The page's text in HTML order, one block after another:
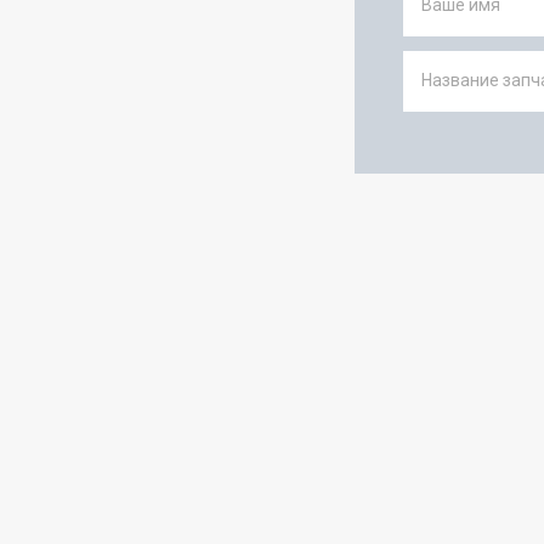
Ваше имя
Название